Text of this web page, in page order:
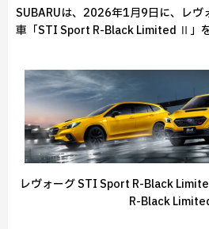
SUBARUは、2026年1月9日に、レヴ
車「STI Sport R-Black Limited Ⅱ」を
レヴォーグ STI Sport R-Black
R-Black